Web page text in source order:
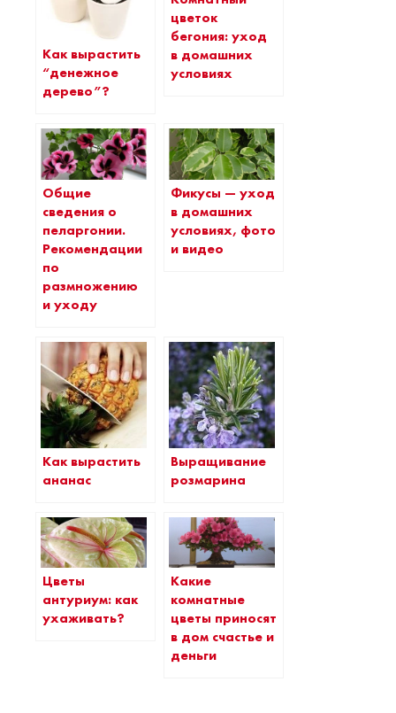
Как вырастить
“денежное
дерево”?
цветок
бегония: уход
в домашних
условиях
Общие
сведения о
пеларгонии.
Рекомендации
по
размножению
и уходу
Фикусы — уход
в домашних
условиях, фото
и видео
Как вырастить
ананас
Выращивание
розмарина
Цветы
антуриум: как
ухаживать?
Какие
комнатные
цветы приносят
в дом счастье и
деньги